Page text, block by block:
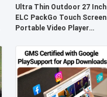
Ultra Thin Outdoor 27 Inch
ELC PackGo Touch Screen
Portable Video Player